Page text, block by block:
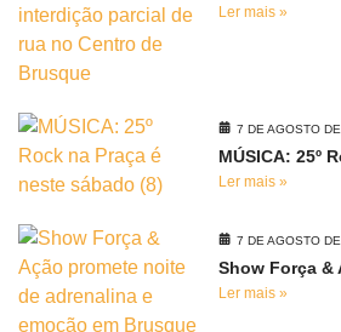
Ler mais »
7 DE AGOSTO
MÚSICA: 25º
Ler mais »
7 DE AGOSTO
Show Força &
Ler mais »